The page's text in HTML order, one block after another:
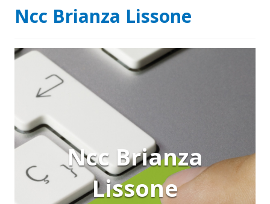
Ncc Brianza Lissone
Ncc Brianza
Lissone